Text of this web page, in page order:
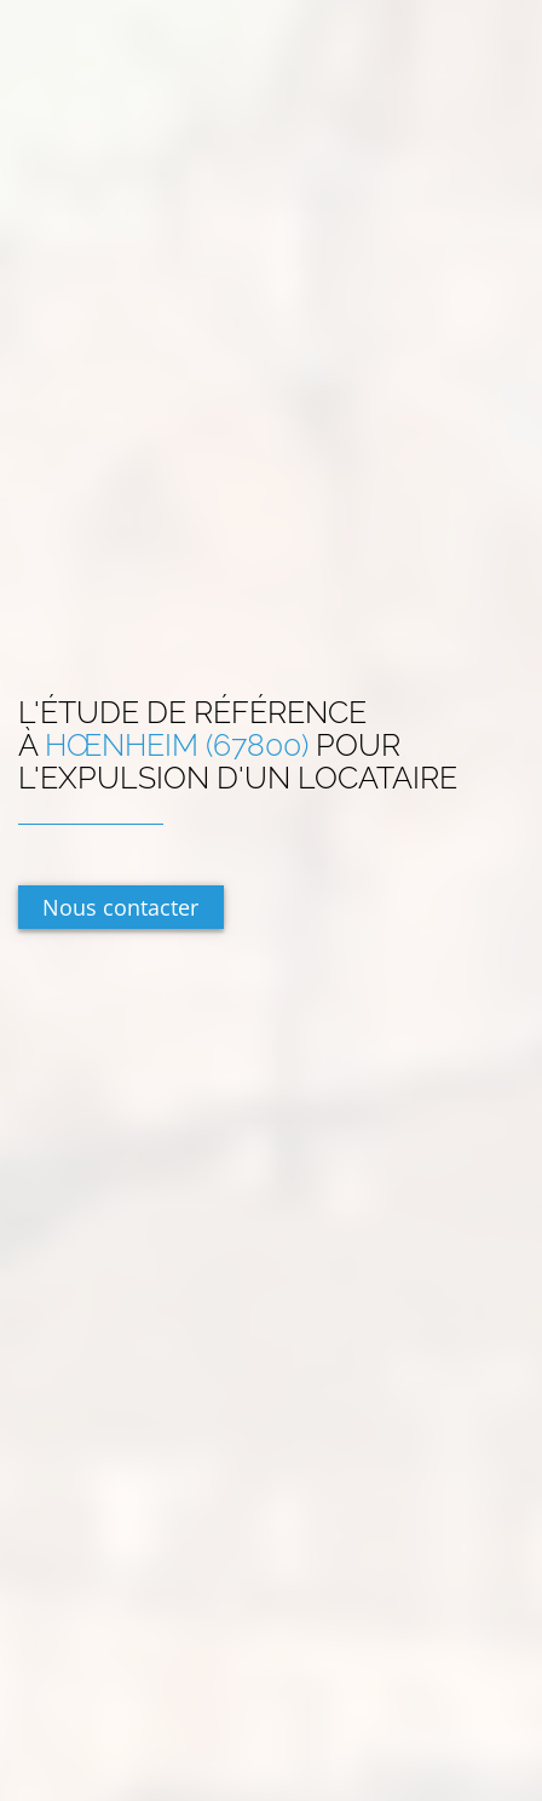
L'ÉTUDE DE RÉFÉRENCE
À HŒNHEIM (67800) POUR
L'EXPULSION D'UN LOCATAIRE
Nous contacter